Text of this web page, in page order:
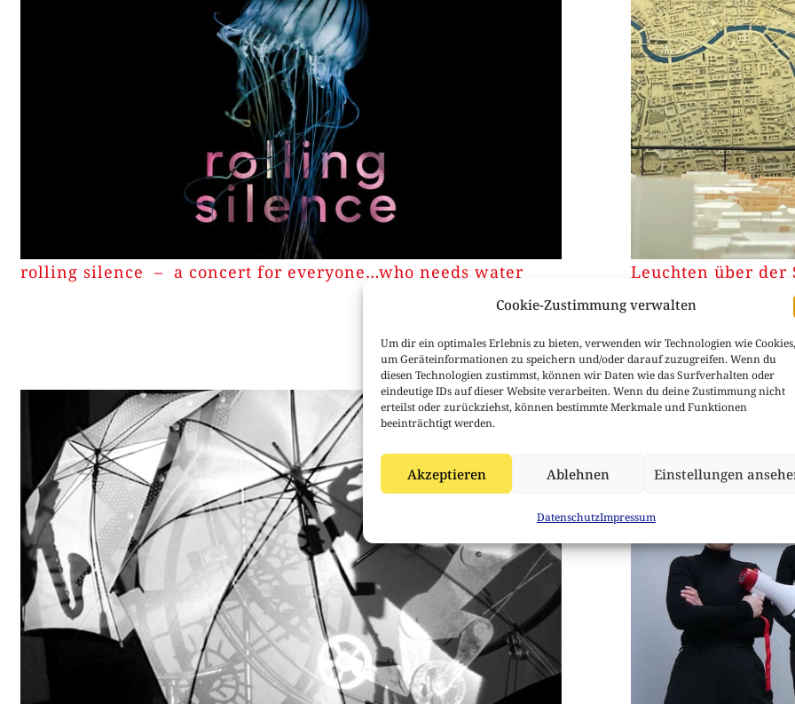
Cookie-Zustimmung verwalten
Um dir ein optimales Erlebnis zu bieten, verwenden wir Technologien wie Cookies,
um Geräteinformationen zu speichern und/oder darauf zuzugreifen. Wenn du
diesen Technologien zustimmst, können wir Daten wie das Surfverhalten oder
eindeutige IDs auf dieser Website verarbeiten. Wenn du deine Zustimmung nicht
erteilst oder zurückziehst, können bestimmte Merkmale und Funktionen
beeinträchtigt werden.
Akzeptieren Ablehnen Einstellungen
DatenschutzImpressum
rolling silence – a concert for everyone…who needs water Leuchten über der